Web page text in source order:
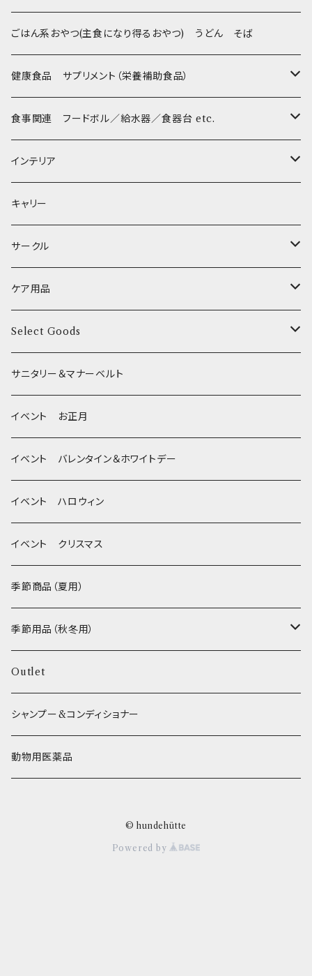
XSサイズ(テープ幅1.0cm) _ ハーネス&リードセット
XSサイズ(テープ幅1.0cm) _ 首輪
Harness & Leash - XS（超小型犬･幼犬用）
Harness & Leash - XS
Collar & Leash Set - S
セレクト
幼犬・超小型犬用 _ 幅1.0cm
小型犬用 _ 幅1.5cm
flexi フレキシリード(伸縮リード)
ライト
etc.
iDog&iCat
ぬいぐるみ
ラテックスTOY
PomPreece / ポンポリース
デンタル
etc.
BITE ME
Bon・rupa(ボンルパ)
京
Bonpuchi
職人の味
ジャーキー
和菓子
愛犬の健康おやつ
POCHETINO
etc.
季節限定 お正月
季節限定 バレンタイン&ホワイトデー
季節限定 夏
季節限定 ハロウィン
季節限定 クリスマス
Wonderful Kitchen / (旧)P-ball
MEAT
FISH
グルテンフリー！ _ DOG TREE
ヒマラヤチーズ！ _ loasis
わんのはな
エリール
O.C.Farm
ごはん系おやつ(主食になり得るおやつ) うどん そば
健康食品 サプリメント（栄養補助食品）
涙やけ対策
健康維持
食糞防止
食事関連 フードボル／給水器／食器台 etc.
フードボウル
給水器
食器台
インテリア
カドラー／ベッド
トイレ
キャリー
サークル
サークル
サークルカバー
ケア用品
ブラシ類
デンタルケア
除菌・抗菌・消臭
耳
静電気防止スプレー
Select Goods
Bichon Frise
サニタリー＆マナーベルト
イベント お正月
イベント バレンタイン＆ホワイトデー
イベント ハロウィン
イベント クリスマス
季節商品（夏用）
季節用品（秋冬用）
ヒーター
Outlet
シャンプー&コンディショナー
動物用医薬品
© hundehütte
Powered by